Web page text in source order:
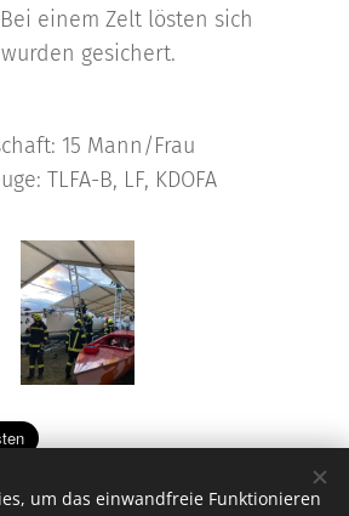
einem Zelt lösten sich
gesichert.
15 Mann/Frau
TLFA-B, LF, KDOFA
um das einwandfreie Funktionieren